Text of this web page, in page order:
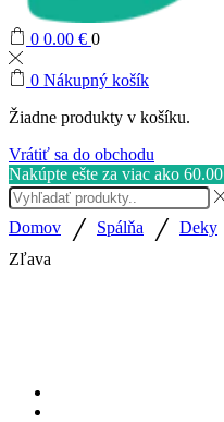
0 0.00 € 0
0 Nákupný košík
Žiadne produkty v košíku.
Vrátiť sa do obchodu
Nakúpte ešte za viac ako 60.00
Search
input
Domov / Spálňa / Deky
Zľava